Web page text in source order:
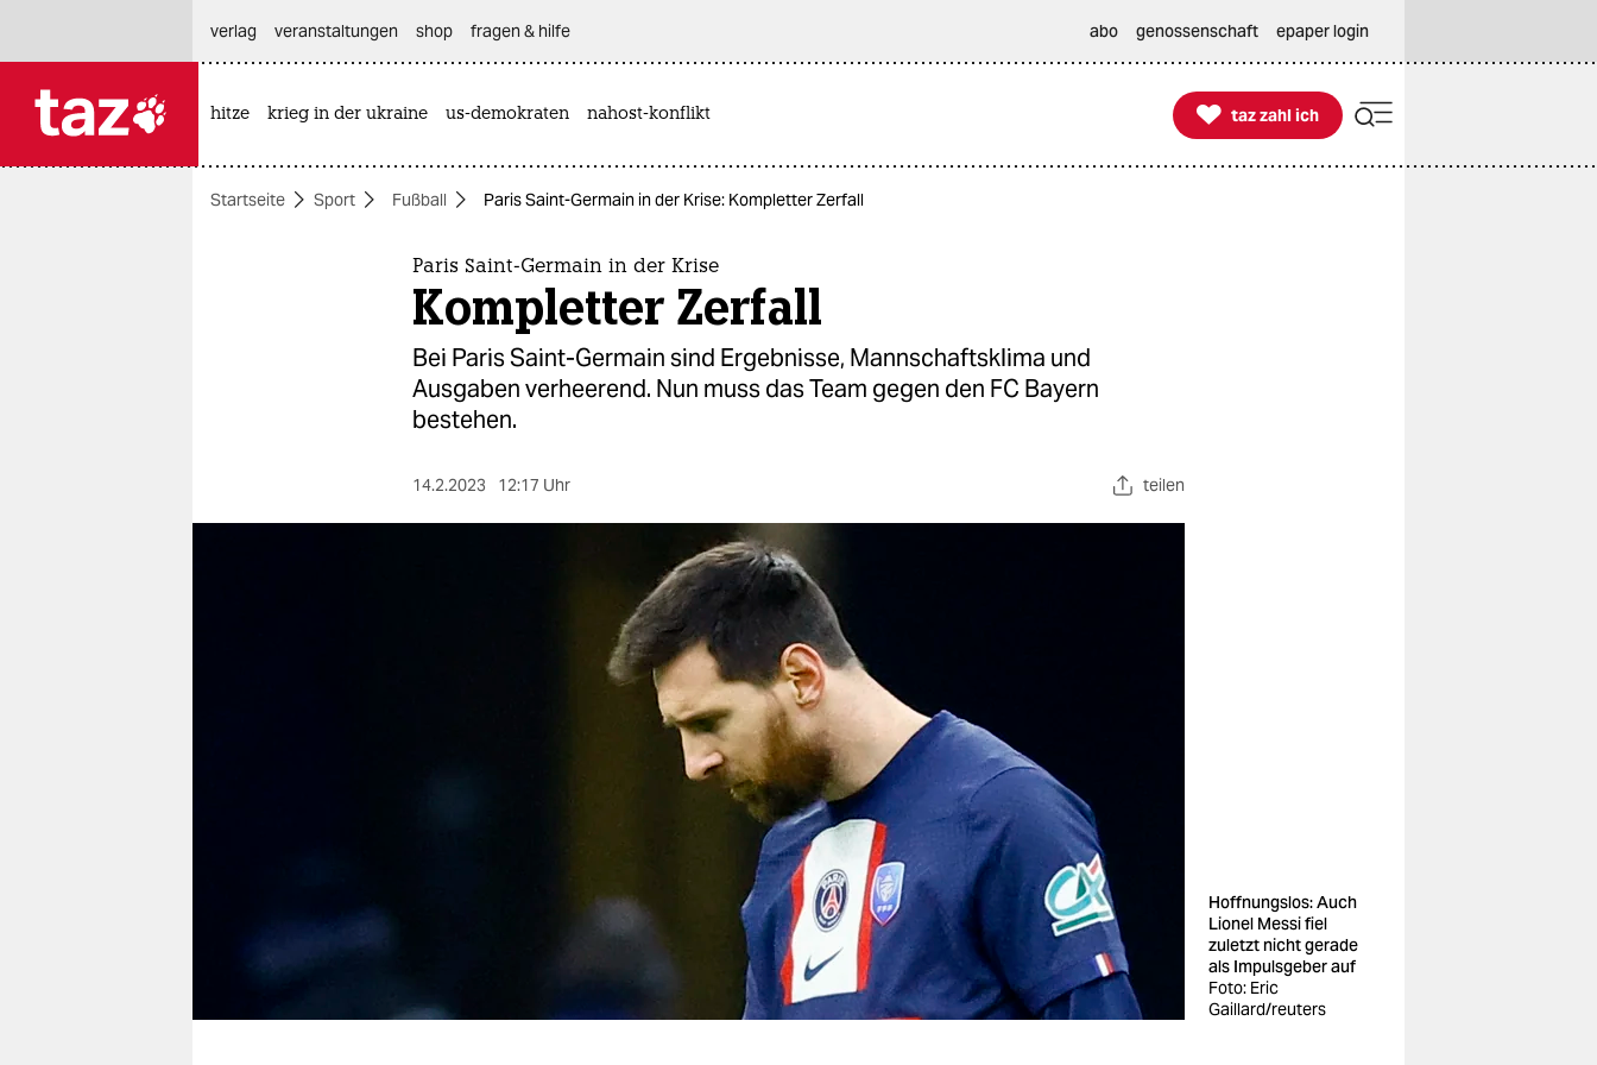
themen
unterstützen
genossenschaft
verlag
veranstaltungen shop fragen & hilfe abo genossenschaft epaper login
hitze krieg in der ukraine us-demokraten nahost-konflikt 
taz zahl ich
taz zahl ich
Startseite Sport Fußball Paris Saint-Germain in der Krise: Kompletter Zerfall
Paris Saint-Germain in der Krise
Kompletter Zerfall
Bei Paris Saint-Germain sind Ergebnisse, Mannschaftsklima und
Ausgaben verheerend. Nun muss das Team gegen den FC Bayern
bestehen.
14.2.2023 12:17 Uhr teilen
Hoffnungslos: Auch
Lionel Messi fiel
zuletzt nicht gerade
als Impulsgeber auf
Foto: Eric
Gaillard/reuters